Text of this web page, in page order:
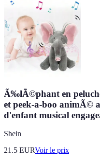
Ã‰lÃ©phant en
et peek-a-boo animÃ©
d'enfant musical
Shein
21.5 EURVoir le prix